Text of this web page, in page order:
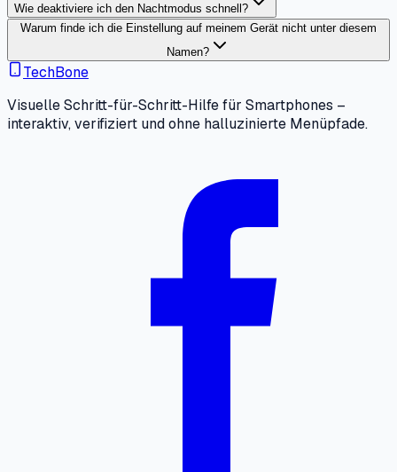
Wie deaktiviere ich den Nachtmodus schnell?
Warum finde ich die Einstellung auf meinem Gerät nicht unter diesem
Namen?
TechBone
Visuelle Schritt-für-Schritt-Hilfe für Smartphones –
interaktiv, verifiziert und ohne halluzinierte Menüpfade.